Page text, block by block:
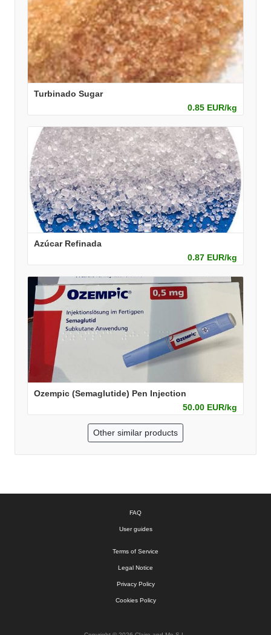
Turbinado Sugar
0.85 EUR/kg
Azúcar Refinada
0.87 EUR/kg
Ozempic (Semaglutide) Pen Injection
50.00 EUR/kg
Other similar products
FAQ
User guides
Terms of Service
Legal Notice
Privacy Policy
Cookies Policy